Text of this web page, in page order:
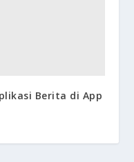
Berita di App